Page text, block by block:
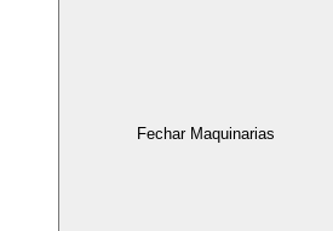
Fechar Maquinarias